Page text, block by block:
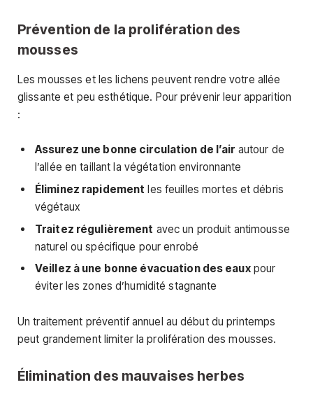
Prévention de la prolifération des
mousses
Les mousses et les lichens peuvent rendre votre allée
glissante et peu esthétique. Pour prévenir leur apparition
:
Assurez une bonne circulation de l’air autour de
l’allée en taillant la végétation environnante
Éliminez rapidement les feuilles mortes et débris
végétaux
Traitez régulièrement avec un produit antimousse
naturel ou spécifique pour enrobé
Veillez à une bonne évacuation des eauxpour
éviter les zones d’humidité stagnante
Un traitement préventif annuel au début du printemps
peut grandement limiter la prolifération des mousses.
Élimination des mauvaises herbes